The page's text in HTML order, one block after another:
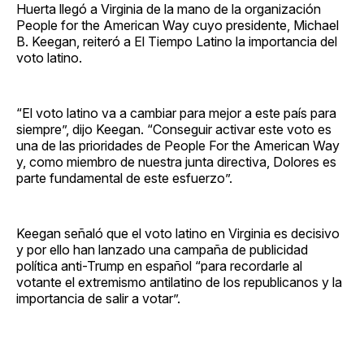
Huerta llegó a Virginia de la mano de la organización
People for the American Way cuyo presidente, Michael
B. Keegan, reiteró a El Tiempo Latino la importancia del
voto latino.
“El voto latino va a cambiar para mejor a este país para
siempre”, dijo Keegan. “Conseguir activar este voto es
una de las prioridades de People For the American Way
y, como miembro de nuestra junta directiva, Dolores es
parte fundamental de este esfuerzo”.
Keegan señaló que el voto latino en Virginia es decisivo
y por ello han lanzado una campaña de publicidad
política anti-Trump en español “para recordarle al
votante el extremismo antilatino de los republicanos y la
importancia de salir a votar”.